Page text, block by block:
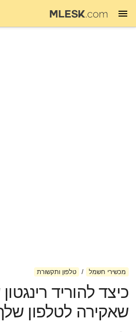
מכשירי חשמל טלפון ותקשורת
כיצד להוריד
שאקירה לטלפון